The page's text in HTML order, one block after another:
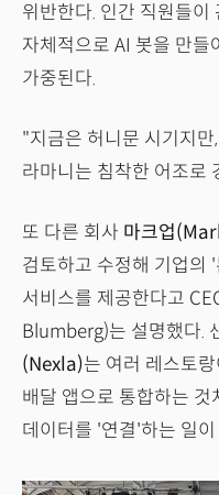
위반한다. 인간 직원들이
자체적으로 AI 봇을 만들
가중된다.
"지금은 허니문 시기지
라마니는 침착한 어조로
또 다른 회사 마크업
검토하고 수정해 기업의
서비스를 제공한다고
Blumberg)는 설명했다.
(Nexla)는 여러 레스토
배달 앱으로 통합하는 것
데이터를 '연결'하는 일이